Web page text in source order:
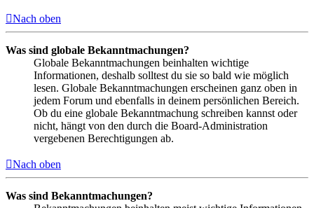
Nach oben
Was sind globale Bekanntmachungen?
Globale Bekanntmachungen beinhalten wichtige
Informationen, deshalb solltest du sie so bald wie möglich
lesen. Globale Bekanntmachungen erscheinen ganz oben in
jedem Forum und ebenfalls in deinem persönlichen Bereich.
Ob du eine globale Bekanntmachung schreiben kannst oder
nicht, hängt von den durch die Board-Administration
vergebenen Berechtigungen ab.
Nach oben
Was sind Bekanntmachungen?